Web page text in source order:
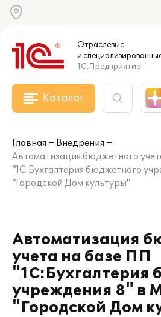
Отраслевые
и
1С:Предприятие
Каталог
Главная
Внедрения
Автоматизация бюджетного
"1С:Бухгалтерия бюджетного
"Городской Дом культуры"
Автоматизация
учета на базе ПП
"1С:Бухгалтерия
учреждения 8" в
"Городской Дом